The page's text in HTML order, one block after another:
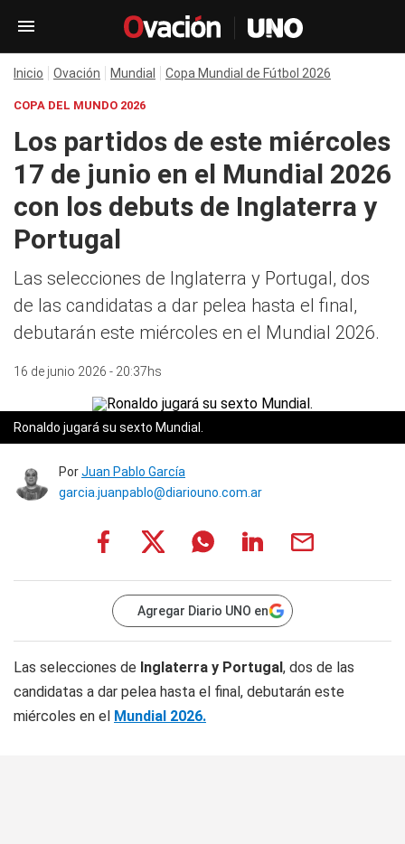
Inicio Ovación Mundial Copa Mundial de Fútbol 2026
COPA DEL MUNDO 2026
Los partidos de este miércoles
17 de junio en el Mundial 2026
con los debuts de Inglaterra y
Portugal
Las selecciones de Inglaterra y Portugal, dos
de las candidatas a dar pelea hasta el final,
debutarán este miércoles en el Mundial 2026.
16 de junio 2026 - 20:37hs
Ronaldo jugará su sexto Mundial.
PorJuan Pablo García
garcia.juanpablo@diariouno.com.ar
Agregar Diario UNO en
Las selecciones de Inglaterra y Portugal, dos de las
candidatas a dar pelea hasta el final, debutarán este
miércoles en el Mundial 2026.